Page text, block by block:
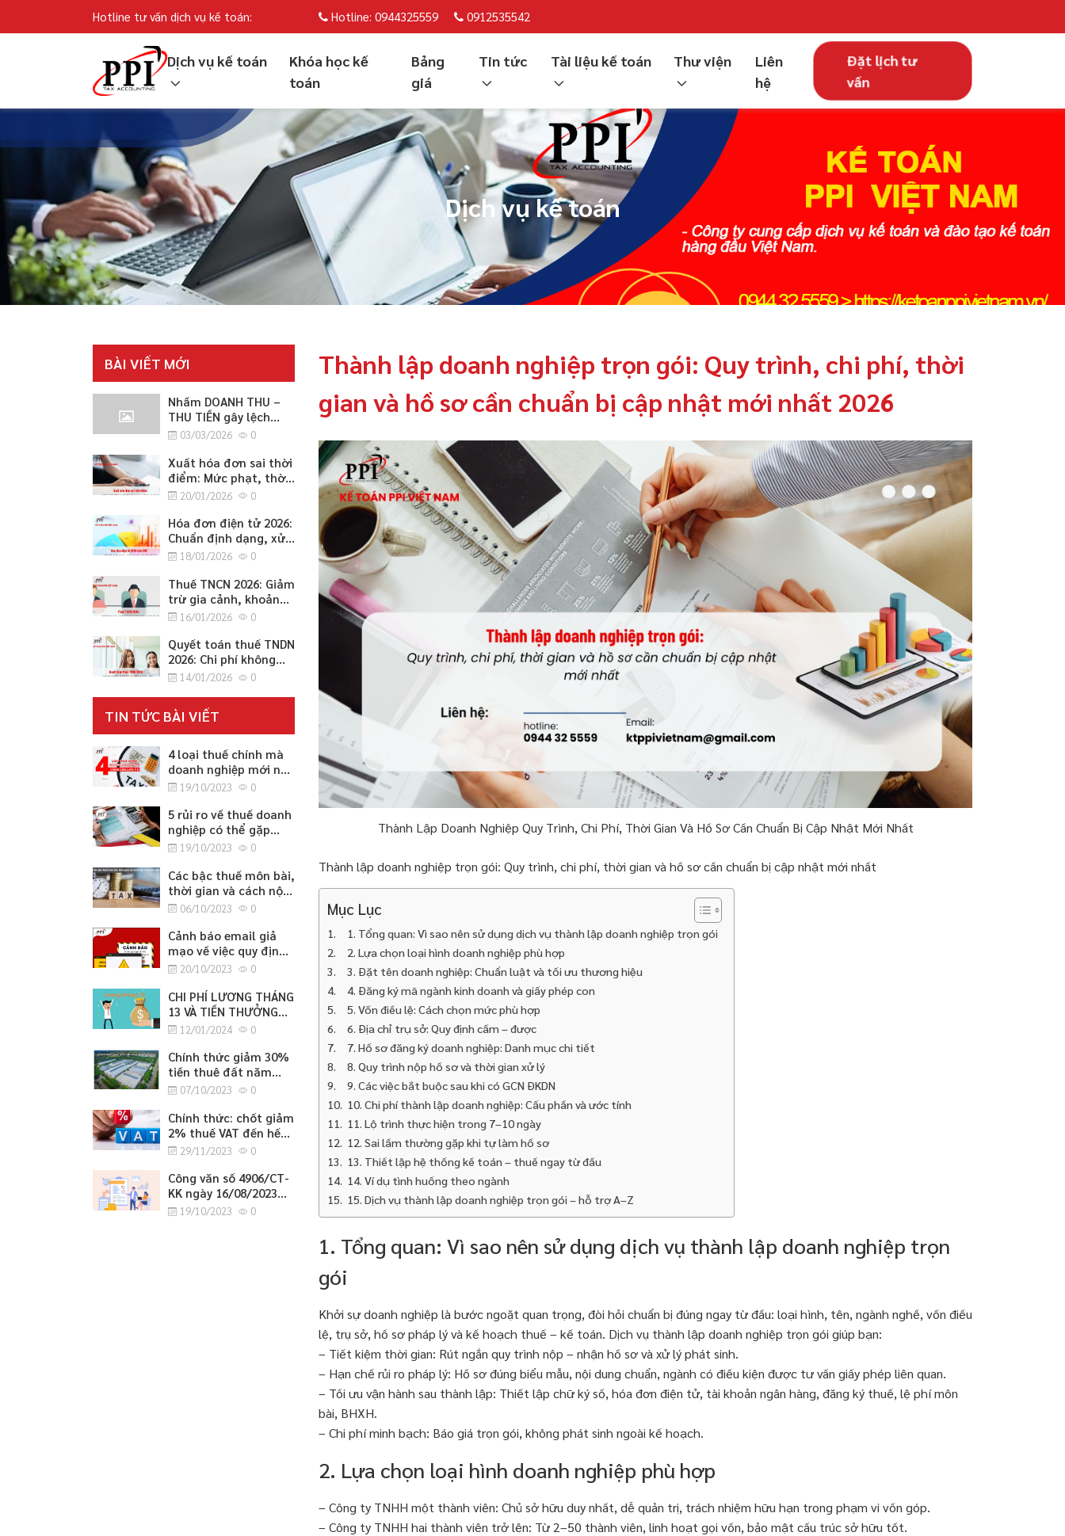
Hotline tư vấn dịch vụ kế toán: Hotline: 0944325559 0912535542
Dịch vụ kế toán
Khóa học kế
toán
Bảng
giá
Tin tức Tài liệu kế toán Thư viện
Liên
hệ
Đặt lịch tư
vấn
Dịch vụ kế toán
BÀI VIẾT MỚI
Nhầm DOANH THU –
THU TIỀN gây lệch
CÔNG NỢ 2026
03/03/2026 0
Xuất hóa đơn sai thời
điểm: Mức phạt, thời
điểm lập đúng quy
toàn 2026
20/01/2026 0
Hóa đơn điện tử 2026:
Chuẩn định dạng, xử
lý sai sót, chuyển đổi
cho SME
18/01/2026 0
Thuế TNCN 2026: Giảm
trừ gia cảnh, khoản
miễn/không tính thuế
cho SME
16/01/2026 0
Quyết toán thuế TNDN
2026: Chi phí không
được trừ, ưu đãi và
tăng/giảm cho SME
14/01/2026 0
TIN TỨC BÀI VIẾT
4 loại thuế chính mà
doanh nghiệp mới nào
cũng cần lưu ý
19/10/2023 0
5 rủi ro về thuế doanh
nghiệp có thể gặp
phải19/10/2023 0
Các bậc thuế môn bài,
thời gian và cách nộp
thuế môn bài
06/10/2023 0
Cảnh báo email giả
mạo về việc quy định
cập nhật thông tin
20/10/2023 0
CHI PHÍ LƯƠNG THÁNG
13 VÀ TIỀN THƯỞNG
TẾT12/01/2024 0
Chính thức giảm 30%
tiền thuê đất năm
202307/10/2023 0
Chính thức: chốt giảm
2% thuế VAT đến hết
tháng 6/2024
29/11/2023 0
Công văn số 4906/CT-
KK ngày 16/08/2023
của cục thuế tỉnh
19/10/2023 0
Thành lập doanh nghiệp trọn gói: Quy trình, chi phí, thời
gian và hồ sơ cần chuẩn bị cập nhật mới nhất 2026
Thành Lập Doanh Nghiệp Quy Trình, Chi Phí, Thời Gian Và Hồ Sơ Cần Chuẩn Bị Cập Nhật Mới Nhất
Thành lập doanh nghiệp trọn gói: Quy trình, chi phí, thời gian và hồ sơ cần chuẩn bị cập nhật mới nhất
Mục Lục
1. Tổng quan: Vì sao nên sử dụng dịch vụ thành lập doanh nghiệp trọn gói
2. Lựa chọn loại hình doanh nghiệp phù hợp
3. Đặt tên doanh nghiệp: Chuẩn luật và tối ưu thương hiệu
4. Đăng ký mã ngành kinh doanh và giấy phép con
5. Vốn điều lệ: Cách chọn mức phù hợp
6. Địa chỉ trụ sở: Quy định cấm – được
7. Hồ sơ đăng ký doanh nghiệp: Danh mục chi tiết
8. Quy trình nộp hồ sơ và thời gian xử lý
9. Các việc bắt buộc sau khi có GCN ĐKDN
10. Chi phí thành lập doanh nghiệp: Cấu phần và ước tính
11. Lộ trình thực hiện trong 7–10 ngày
12. Sai lầm thường gặp khi tự làm hồ sơ
13. Thiết lập hệ thống kế toán – thuế ngay từ đầu
14. Ví dụ tình huống theo ngành
15. Dịch vụ thành lập doanh nghiệp trọn gói – hỗ trợ A–Z
1. Tổng quan: Vì sao nên sử dụng dịch vụ thành lập doanh nghiệp trọn
gói
Khởi sự doanh nghiệp là bước ngoặt quan trọng, đòi hỏi chuẩn bị đúng ngay từ đầu: loại hình, tên, ngành nghề, vốn điều
lệ, trụ sở, hồ sơ pháp lý và kế hoạch thuế – kế toán. Dịch vụ thành lập doanh nghiệp trọn gói giúp bạn:
– Tiết kiệm thời gian: Rút ngắn quy trình nộp – nhận hồ sơ và xử lý phát sinh.
– Hạn chế rủi ro pháp lý: Hồ sơ đúng biểu mẫu, nội dung chuẩn, ngành có điều kiện được tư vấn giấy phép liên quan.
– Tối ưu vận hành sau thành lập: Thiết lập chữ ký số, hóa đơn điện tử, tài khoản ngân hàng, đăng ký thuế, lệ phí môn
bài, BHXH.
– Chi phí minh bạch: Báo giá trọn gói, không phát sinh ngoài kế hoạch.
2. Lựa chọn loại hình doanh nghiệp phù hợp
– Công ty TNHH một thành viên: Chủ sở hữu duy nhất, dễ quản trị, trách nhiệm hữu hạn trong phạm vi vốn góp.
– Công ty TNHH hai thành viên trở lên: Từ 2–50 thành viên, linh hoạt gọi vốn, bảo mật cấu trúc sở hữu tốt.